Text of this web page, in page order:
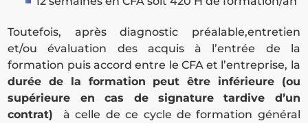
Toutefois, après diagnostic préalable,entretien
et/ou évaluation des acquis à l’entrée de la
formation puis accord entre le CFA et l’entreprise, la
durée de la formation peut être inférieure (ou
supérieure en cas de signature tardive d’un
contrat) à celle de ce cycle de formation général